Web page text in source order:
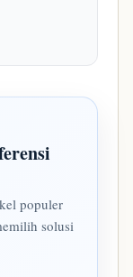
populer
solusi